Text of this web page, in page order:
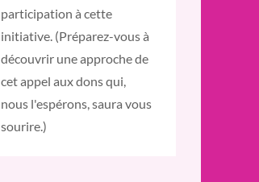
participation à cette
initiative. (Préparez-vous à
découvrir une approche de
cet appel aux dons qui,
nous l'espérons, saura vous
sourire.)